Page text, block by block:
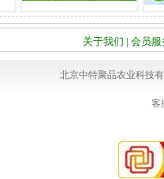
关于我们 | 会员服
北京中特聚品农业科技
客